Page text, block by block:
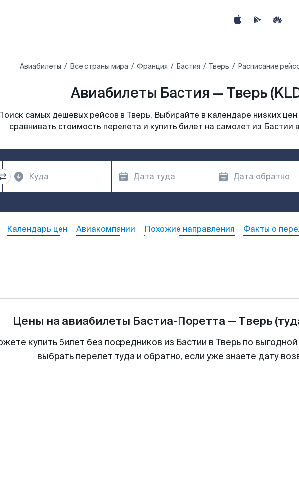
Авиабилеты Все страны мира Франция Бастия Тверь Расписание
Авиабилеты Бастия — Тверь
самых дешевых рейсов в Тверь. Выбирайте в календаре низких
сравнивать стоимость перелета и купить билет на самолет из Бастии
Календарь цен Авиакомпании Похожие направления Факты о
Цены на авиабилеты Бастиа-Поретта — Тверь
купить билет без посредников из Бастии в Тверь по
выбрать перелет туда и обратно, если уже знаете дату